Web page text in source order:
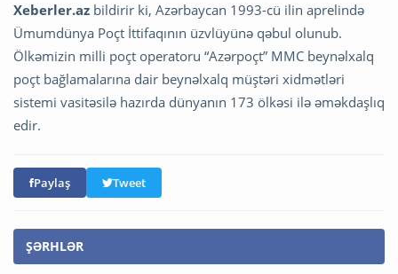
Xeberler.az bildirir ki, Azərbaycan 1993-cü ilin aprelində
Ümumdünya Poçt İttifaqının üzvlüyünə qəbul olunub.
Ölkəmizin milli poçt operatoru “Azərpoçt” MMC beynəlxalq
poçt bağlamalarına dair beynəlxalq müştəri xidmətləri
sistemi vasitəsilə hazırda dünyanın 173 ölkəsi ilə əməkdaşlıq
edir.
Paylaş Tweet
ŞƏRHLƏR